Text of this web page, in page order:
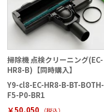
掃除機 点検クリーニング(EC-
HR8-B)【同時購入】
Y9-cl8-EC-HR8-B-BT-BOTH-
F5-P0-BR1
￥50,050
（税込）